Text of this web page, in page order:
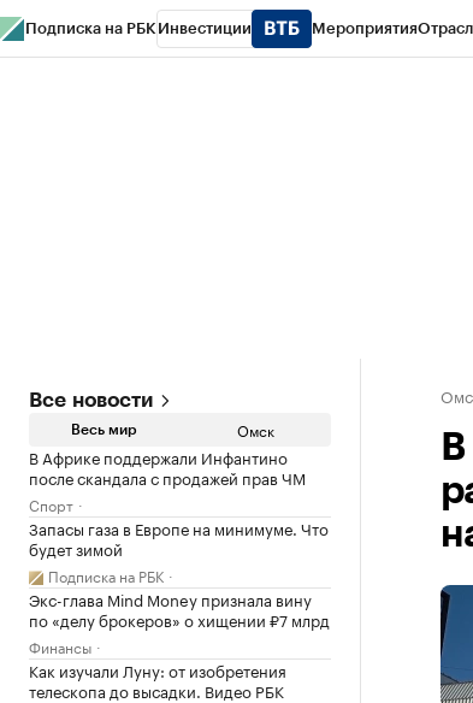
Подписка на РБК Инвестиции Мероприятия
Все новости
Весь мир Омск
В Африке поддержали Инфантино
после скандала с продажей прав ЧМ
Спорт
Запасы газа в Европе на минимуме. Что
будет зимой
Подписка на РБК
Экс-глава Mind Money признала вину
по «делу брокеров» о хищении ₽7 млрд
Финансы
Как изучали Луну: от изобретения
телескопа до высадки. Видео РБК